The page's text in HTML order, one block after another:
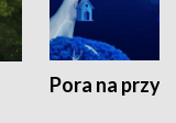
Pora na